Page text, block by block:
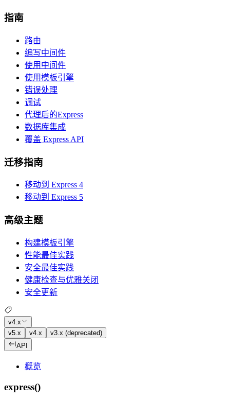
指南
路由
编写中间件
使用中间件
使用模板引擎
错误处理
调试
代理后的Express
数据库集成
覆盖 Express API
迁移指南
移动到 Express 4
移动到 Express 5
高级主题
构建模板引擎
性能最佳实践
安全最佳实践
健康检查与优雅关闭
安全更新
v4.x
v5.x
v4.x
v3.x (deprecated)
API
概览
express()